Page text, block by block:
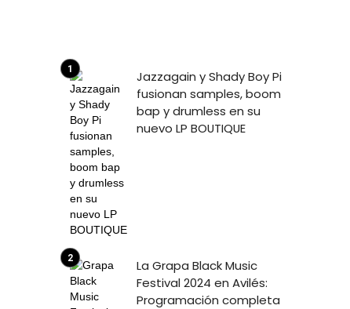
Jazzagain y Shady Boy Pi
fusionan samples, boom
bap y drumless en su
nuevo LP BOUTIQUE
La Grapa Black Music
Festival 2024 en Avilés:
Programación completa